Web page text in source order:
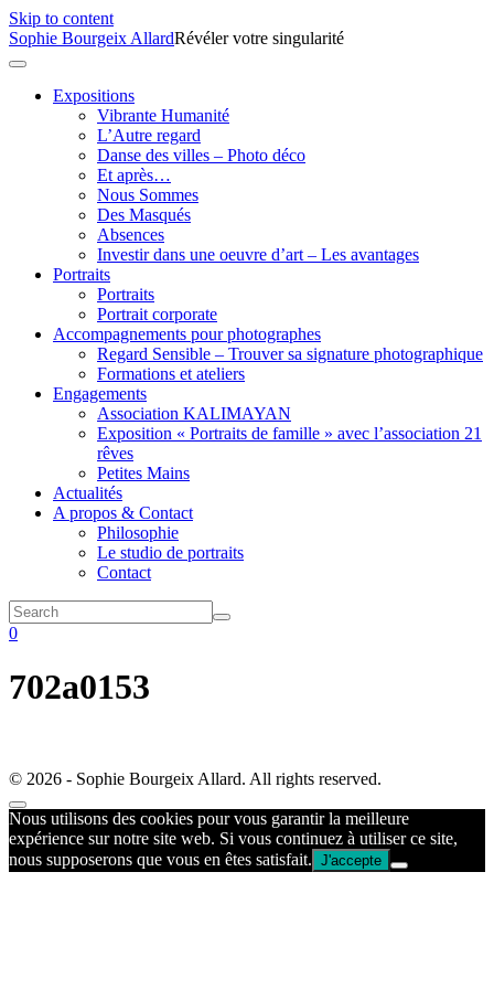
Skip to content
Sophie Bourgeix AllardRévéler votre singularité
Expositions
Vibrante Humanité
L’Autre regard
Danse des villes – Photo déco
Et après…
Nous Sommes
Des Masqués
Absences
Investir dans une oeuvre d’art – Les avantages
Portraits
Portraits
Portrait corporate
Accompagnements pour photographes
Regard Sensible – Trouver sa signature photographique
Formations et ateliers
Engagements
Association KALIMAYAN
Exposition « Portraits de famille » avec l’association 21
rêves
Petites Mains
Actualités
A propos & Contact
Philosophie
Le studio de portraits
Contact
0
702a0153
© 2026 - Sophie Bourgeix Allard. All rights reserved.
Nous utilisons des cookies pour vous garantir la meilleure
expérience sur notre site web. Si vous continuez à utiliser ce site,
nous supposerons que vous en êtes satisfait. J'accepte